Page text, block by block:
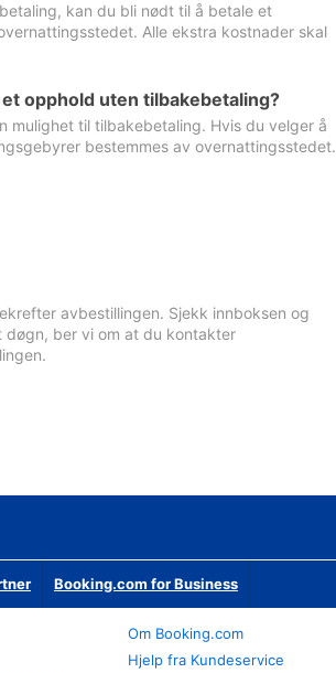
kan du bli nødt til å betale et
Alle ekstra kostnader skal
opphold uten tilbakebetaling?
mulighet til tilbakebetaling. Hvis du velger å
bestemmes av overnattingsstedet.
avbestillingen. Sjekk innboksen og
ber vi om at du kontakter
Booking.com for Business
Om Booking.com
Hjelp fra Kundeservice